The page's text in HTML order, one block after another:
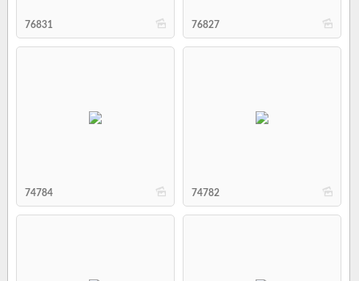
b
76831 b
76827
b
74784 b
74782